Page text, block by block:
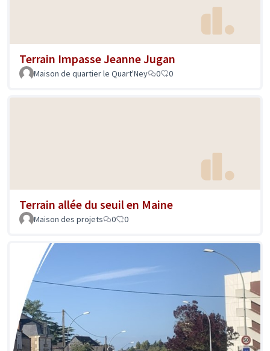
Terrain Impasse Jeanne Jugan
Maison de quartier le Quart'Ney 0 0
Terrain allée du seuil en Maine
Maison des projets 0 0